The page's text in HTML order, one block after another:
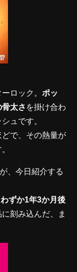
ロック。 ポッ
太さ を掛け合わ
ュです。
どで、その熱量が
、今日紹介する
ずか1年3か月後
刻み込んだ、ま